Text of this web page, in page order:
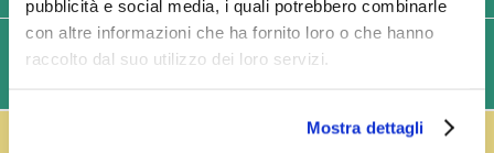
pubblicità e social media, i quali potrebbero combinarle
con altre informazioni che ha fornito loro o che hanno
raccolto dal suo utilizzo dei loro servizi.
Mostra dettagli
SPEDIZIONI VELOCI IN 24/48/72 ORE (GIORNI